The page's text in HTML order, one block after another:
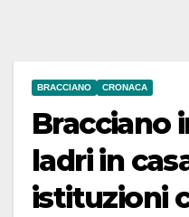
BRACCIANO CRONACA
Bracciano
ladri in
istituzioni